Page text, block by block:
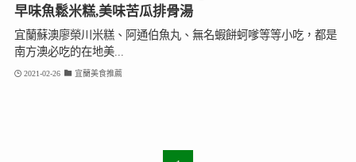
早味魚鬆米糕,美味苦瓜排骨湯
宜蘭蘇澳廖榮川米糕、阿通伯魚丸、無名蝦餅蚵嗲等等小吃，都是
南方澳必吃的在地美...
2021-02-26 宜蘭美食推薦